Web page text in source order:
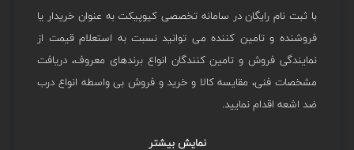
با ثبت نام رایگان در سامانه تخصصی کیوپیکت به عنوان خریدار یا
فروشنده و تامین کننده می توانید نسبت به استعلام قیمت از
نمایندگی فروش و تامین کنندگان انواع برندهای معروف، دریافت
مشخصات فنی، مقایسه کالا و خرید و فروش بی واسطه انواع درب
ضد اشعه اقدام نمایید.
نمایش بیشتر